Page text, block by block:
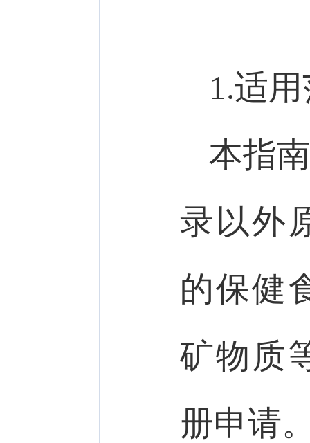
1.适
本指
录以外
的保健
矿物质
册申请